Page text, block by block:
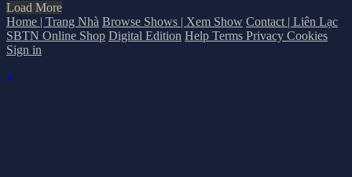
Load More
Home | Trang Nhà Browse Shows | Xem Show Contact | Liên Lạc
SBTN Online Shop Digital Edition Help Terms Privacy Cookies
Sign in
×